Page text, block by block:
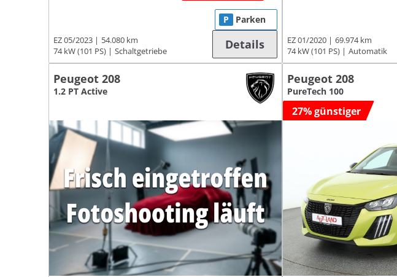
EZ 05/2023
54.080 km
74 kW (101 PS)
Schaltgetriebe
P Parken
Details EZ 01/2020
69.974 km
74 kW (101 PS)
Automatik
Peugeot 208
1.2 PT Active
Peugeot 208
PureTech 100
27% günstiger